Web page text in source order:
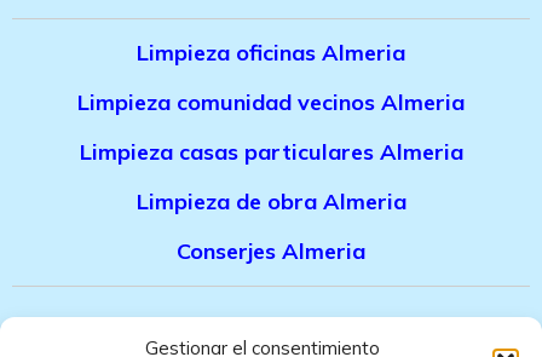
Gestionar el consentimiento
Limpieza oficinas Almeria
Limpieza comunidad vecinos Almeria
Limpieza casas particulares Almeria
Limpieza de obra Almeria
Conserjes Almeria
Canal denuncias trabajadores